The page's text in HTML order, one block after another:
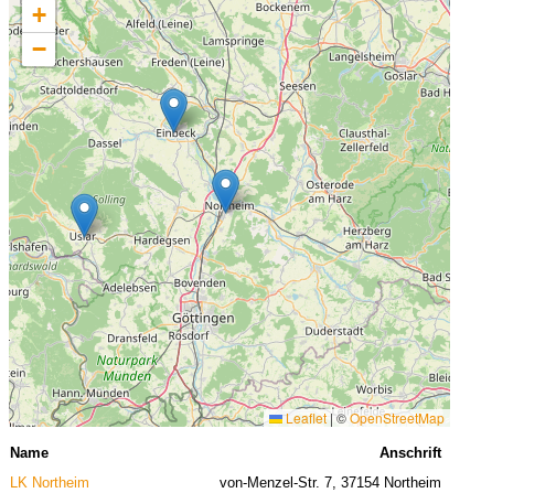
+
−
Leaflet|©OpenStreetMap
Name
Anschrift
LK Northeim
von-Menzel-Str. 7, 37154 Northeim